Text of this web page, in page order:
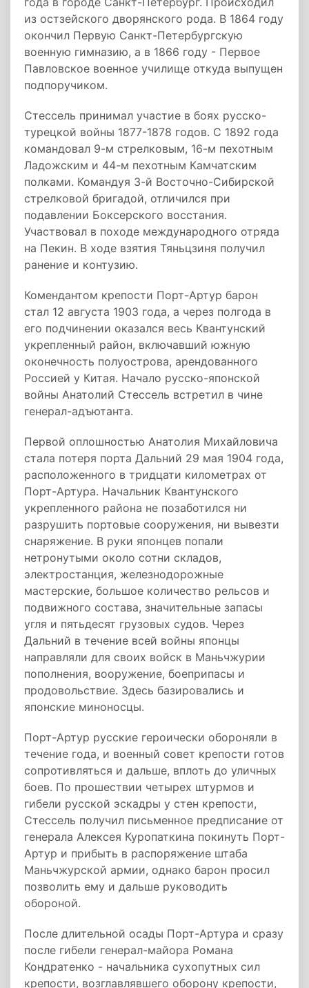
из остзейского дворянского рода. В 1864 году
окончил Первую Санкт-Петербургскую
военную гимназию, а в 1866 году - Первое
Павловское военное училище откуда выпущен
подпоручиком.
Стессель принимал участие в боях русско-
турецкой войны 1877-1878 годов. С 1892 года
командовал 9-м стрелковым, 16-м пехотным
Ладожским и 44-м пехотным Камчатским
полками. Командуя 3-й Восточно-Сибирской
стрелковой бригадой, отличился при
подавлении Боксерского восстания.
Участвовал в походе международного отряда
на Пекин. В ходе взятия Тяньцзиня получил
ранение и контузию.
Комендантом крепости Порт-Артур барон
стал 12 августа 1903 года, а через полгода в
его подчинении оказался весь Квантунский
укрепленный район, включавший южную
оконечность полуострова, арендованного
Россией у Китая. Начало русско-японской
войны Анатолий Стессель встретил в чине
генерал-адъютанта.
Первой оплошностью Анатолия Михайловича
стала потеря порта Дальний 29 мая 1904 года,
расположенного в тридцати километрах от
Порт-Артура. Начальник Квантунского
укрепленного района не позаботился ни
разрушить портовые сооружения, ни вывезти
снаряжение. В руки японцев попали
нетронутыми около сотни складов,
электростанция, железнодорожные
мастерские, большое количество рельсов и
подвижного состава, значительные запасы
угля и пятьдесят грузовых судов. Через
Дальний в течение всей войны японцы
направляли для своих войск в Маньчжурии
пополнения, вооружение, боеприпасы и
продовольствие. Здесь базировались и
японские миноносцы.
Порт-Артур русские героически обороняли в
течение года, и военный совет крепости готов
сопротивляться и дальше, вплоть до уличных
боев. По прошествии четырех штурмов и
гибели русской эскадры у стен крепости,
Стессель получил письменное предписание от
генерала Алексея Куропаткина покинуть Порт-
Артур и прибыть в распоряжение штаба
Маньчжурской армии, однако барон просил
позволить ему и дальше руководить
обороной.
После длительной осады Порт-Артура и сразу
после гибели генерал-майора Романа
Кондратенко - начальника сухопутных сил
крепости, возглавлявшего оборону крепости,